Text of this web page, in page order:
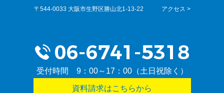
〒544-0033 大阪市生野区勝山北1-13-22 アクセス >
受付時間 9：00～17：00（土日祝除く）
資料請求はこちらから